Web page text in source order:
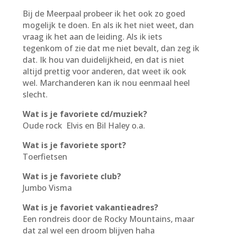
Bij de Meerpaal probeer ik het ook zo goed
mogelijk te doen. En als ik het niet weet, dan
vraag ik het aan de leiding. Als ik iets
tegenkom of zie dat me niet bevalt, dan zeg ik
dat. Ik hou van duidelijkheid, en dat is niet
altijd prettig voor anderen, dat weet ik ook
wel. Marchanderen kan ik nou eenmaal heel
slecht.
Wat is je favoriete cd/muziek?
Oude rock Elvis en Bil Haley o.a.
Wat is je favoriete sport?
Toerfietsen
Wat is je favoriete club?
Jumbo Visma
Wat is je favoriet vakantieadres?
Een rondreis door de Rocky Mountains, maar
dat zal wel een droom blijven haha